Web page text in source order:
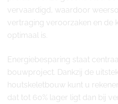
vervaardigd, waardoor
vertraging veroorzaken en de
optimaal is.
Energiebesparing staat
bouwproject. Dankzij de
houtskeletbouw kunt u
dat tot 60% lager ligt dan bij